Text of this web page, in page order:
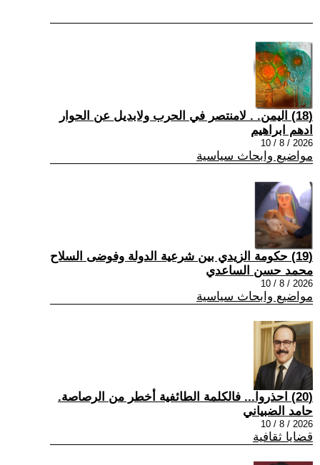
(18) اليمن. . لامنتصر في الحرب ولابديل عن الحوار
ادهم ابراهيم
2026 / 8 / 10
مواضيع وابحاث سياسية
(19) حكومة الزيدي بين شرعية الدولة وفوضى السلاح
محمد حسن الساعدي
2026 / 8 / 10
مواضيع وابحاث سياسية
(20) احذروا... فالكلمة الطائفية أخطر من الرصاصة.
حامد الضبياني
2026 / 8 / 10
قضايا ثقافية